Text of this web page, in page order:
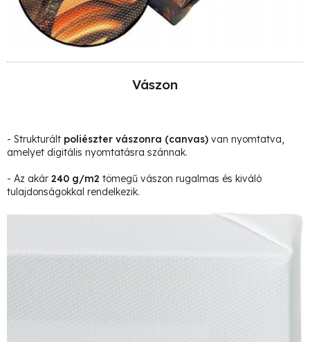
Vászon
- Strukturált poliészter vászonra (canvas) van nyomtatva,
amelyet digitális nyomtatásra szánnak.
- Az akár 240 g/m2 tömegű vászon rugalmas és kiváló
tulajdonságokkal rendelkezik.